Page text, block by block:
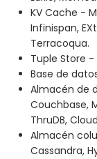
KV Cache -
Infinispan,
Terracoqua.
Tuple Store -
Base de
Almacén de
Couchbase,
ThruDB,
Almacén
Cassandra,